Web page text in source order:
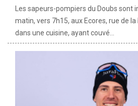
Les sapeurs-pompiers du Doubs sont
matin, vers 7h15, aux Ecores, rue de
dans une cuisine, ayant couvé...